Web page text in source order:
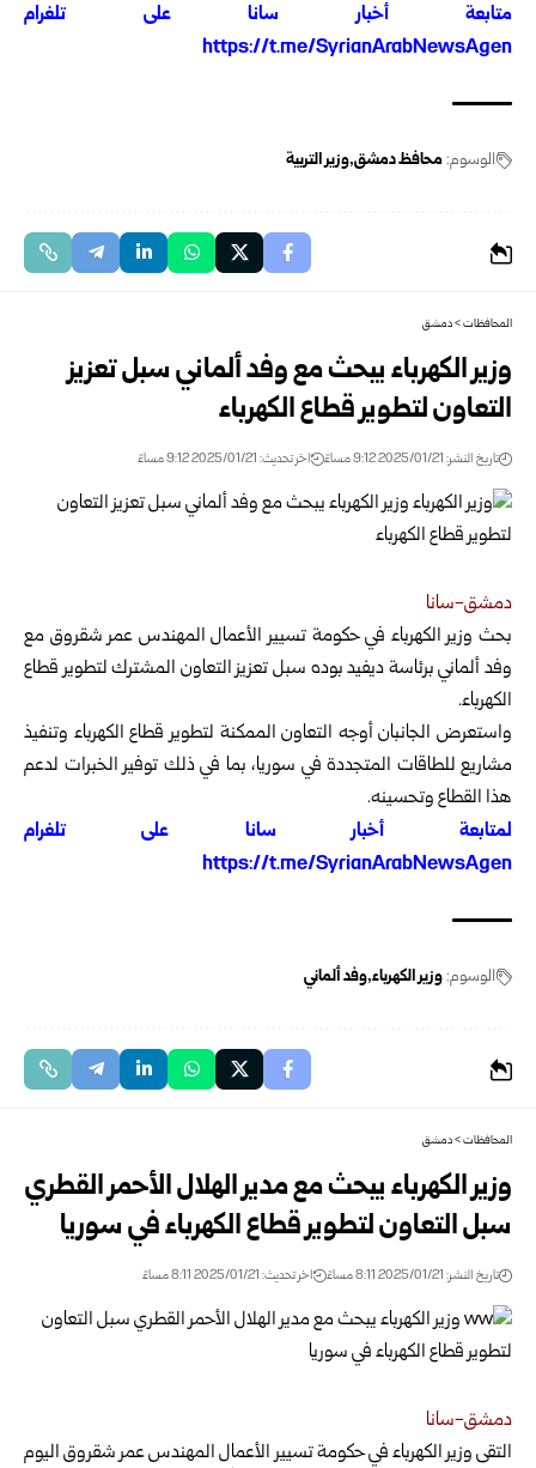
متابعة أخبار سانا على تلغرام
https://t.me/SyrianArabNewsAgen
الوسوم: محافظ دمشق وزير التربية
المحافظات>دمشق
وزير الكهرباء يبحث مع وفد ألماني سبل تعزيز
التعاون لتطوير قطاع الكهرباء
تاريخ النشر: 2025/01/21 9:12 مساءً اخر تحديث: 2025/01/21 9:12 مساءً
دمشق-سانا
بحث وزير الكهرباء في حكومة تسيير الأعمال المهندس عمر شقروق مع
وفد ألماني برئاسة ديفيد بوده سبل تعزيز التعاون المشترك لتطوير قطاع
الكهرباء.
واستعرض الجانبان أوجه التعاون الممكنة لتطوير قطاع الكهرباء وتنفيذ
مشاريع ‏للطاقات المتجددة في سوريا، بما في ذلك توفير الخبرات لدعم
هذا القطاع وتحسينه.
لمتابعة أخبار سانا على تلغرام
https://t.me/SyrianArabNewsAgen
الوسوم:وزير الكهرباء وفد ألماني
المحافظات>دمشق
وزير الكهرباء يبحث مع مدير الهلال الأحمر القطري
سبل التعاون لتطوير ‏قطاع الكهرباء في سوريا
تاريخ النشر: 2025/01/21 8:11 مساءً اخر تحديث: 2025/01/21 8:11 مساءً
‏دمشق-سانا
‏التقى وزير الكهرباء في حكومة تسيير الأعمال المهندس عمر شقروق اليوم